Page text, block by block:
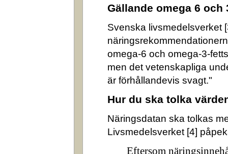
Gällande omega 6 och
Svenska livsmedelsverket
omega-6 och omega-3-
men det vetenskapliga
är förhållandevis svagt."
Hur du ska tolka
Näringsdatan ska tolkas
Livsmedelsverket [4]
Eftersom